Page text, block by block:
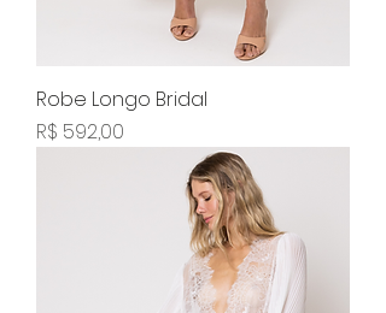
Robe Longo Bridal
Preço
R$ 592,00